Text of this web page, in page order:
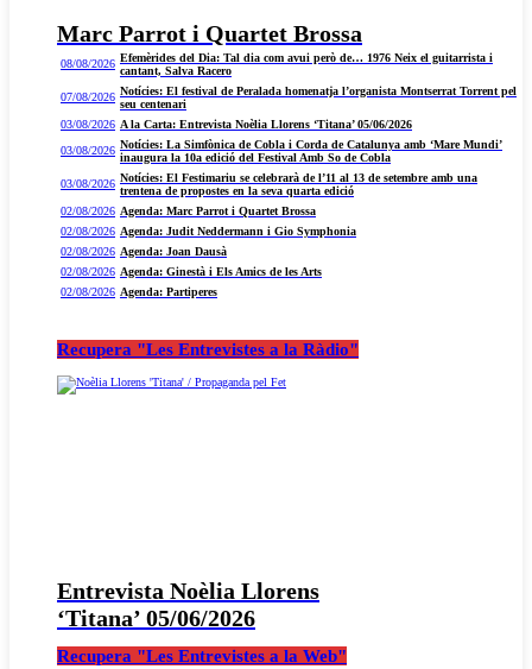
Marc Parrot i Quartet Brossa
08/08/2026 Efemèrides del Dia: Tal dia com avui però de… 1976 Neix el guitarrista i
cantant, Salva Racero
07/08/2026 Notícies: El festival de Peralada homenatja l’organista Montserrat Torrent pel
seu centenari
03/08/2026 A la Carta: Entrevista Noèlia Llorens ‘Titana’ 05/06/2026
03/08/2026 Notícies: La Simfònica de Cobla i Corda de Catalunya amb ‘Mare Mundi’
inaugura la 10a edició del Festival Amb So de Cobla
03/08/2026 Notícies: El Festimariu se celebrarà de l’11 al 13 de setembre amb una
trentena de propostes en la seva quarta edició
02/08/2026 Agenda: Marc Parrot i Quartet Brossa
02/08/2026 Agenda: Judit Neddermann i Gio Symphonia
02/08/2026 Agenda: Joan Dausà
02/08/2026 Agenda: Ginestà i Els Amics de les Arts
02/08/2026 Agenda: Partiperes
Recupera "Les Entrevistes a la Ràdio"
Entrevista Noèlia Llorens
‘Titana’ 05/06/2026
Recupera "Les Entrevistes a la Web"